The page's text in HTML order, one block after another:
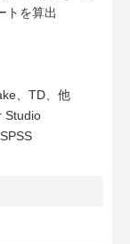
トを算出
、TD、他
Studio